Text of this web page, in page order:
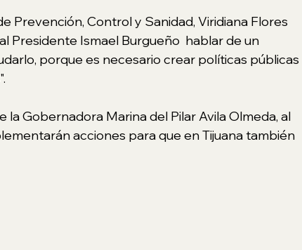
Prevención, Control y Sanidad, Viridiana Flores
Presidente Ismael Burgueño  hablar de un
porque es necesario crear políticas públicas
Gobernadora Marina del Pilar Avila Olmeda, al
acciones para que en Tijuana también